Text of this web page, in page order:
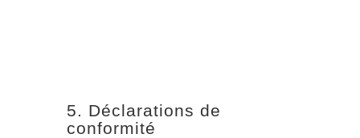
5. Déclarations de
conformité